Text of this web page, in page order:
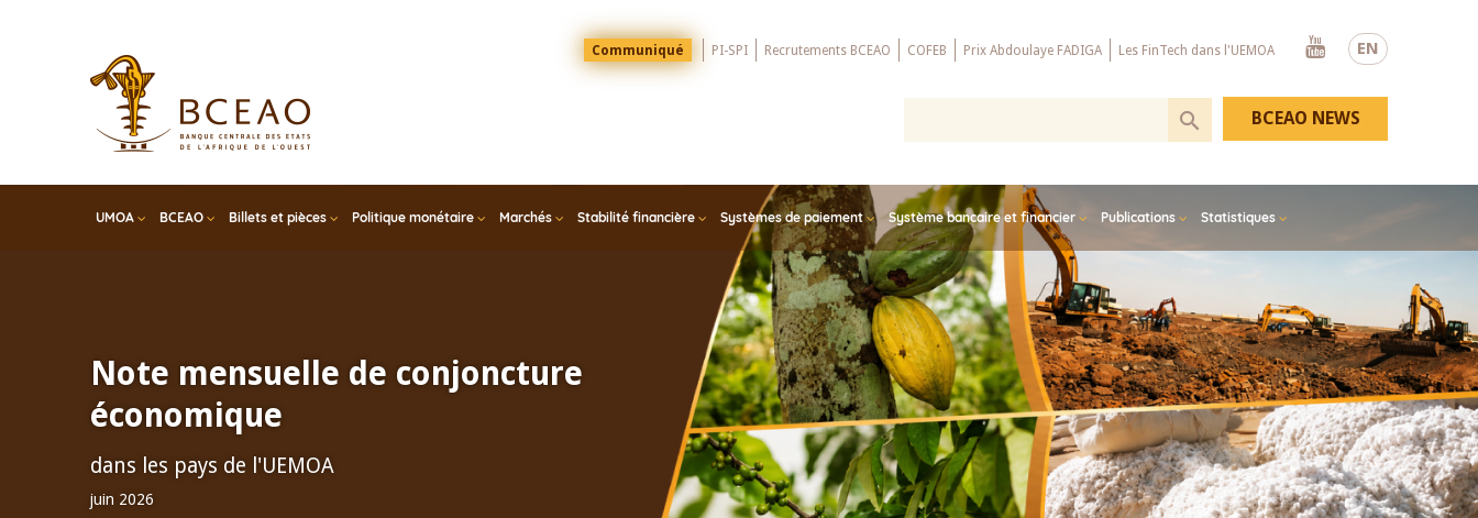
EN
Menu
Top
Communiqué PI-SPI Recrutements BCEAO COFEB Prix Abdoulaye FADIGA Les FinTech dans l'UEMOA
Youtube
UMOA BCEAO Billets et pièces Politique monétaire Marchés Stabilité financière Systèmes de paiement Système bancaire et financier Publications Statistiques
BCEAO NEWS
Note mensuelle de conjoncture
économique
dans les pays de l'UEMOA
juin 2026